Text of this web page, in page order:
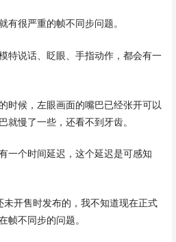
有很严重的帧不同步问题。
特说话、眨眼、手指动作，都会有一
时候，左眼画面的嘴巴已经张开可以
慢了一些，还看不到牙齿。
一个时间延迟，这个延迟是可感知
开售时发布的，我不知道现在正式
帧不同步的问题。